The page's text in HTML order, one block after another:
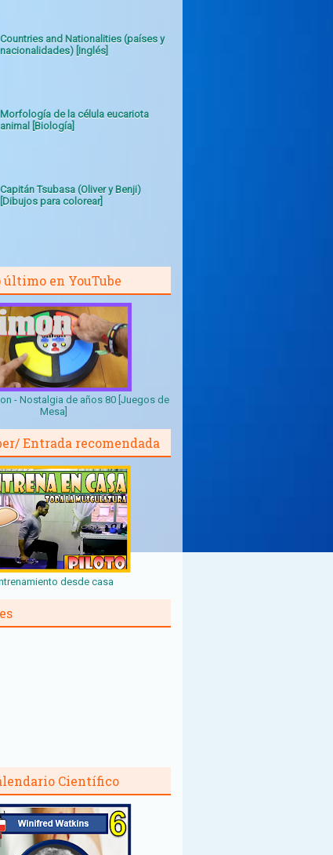
Countries and Nationalities (países y
nacionalidades) [Inglés]
Morfología de la célula eucariota
animal [Biología]
Capitán Tsubasa (Oliver y Benji)
[Dibujos para colorear]
último en YouTube
- Nostalgia de años 80 [Juegos de
Mesa]
Entrada recomendada
desde casa
Científico